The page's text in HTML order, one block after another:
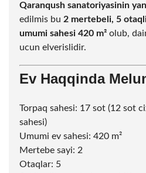
Qaranqush sanatoriyasinin
edilmis bu 2 mertebeli, 5
umumi sahesi 420 m² olub,
ucun elverislidir.
Ev Haqqinda
Torpaq sahesi: 17 sot (12 sot
sahesi)
Umumi ev sahesi: 420 m²
Mertebe sayi: 2
Otaqlar: 5